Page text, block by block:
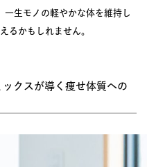
一生モノの軽やかな体を維持し
るかもしれません。
クスが導く痩せ体質への